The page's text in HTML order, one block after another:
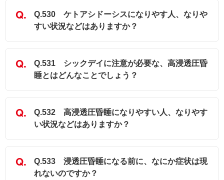
Q.530 ケトアシドーシスになりやす人、なりや
すい状況などはありますか？
Q.531 シックデイに注意が必要な、高浸透圧昏
睡とはどんなことでしょう？
Q.532 高浸透圧昏睡になりやすい人、なりやす
い状況などはありますか？
Q.533 浸透圧昏睡になる前に、なにか症状は現
れないのですか？